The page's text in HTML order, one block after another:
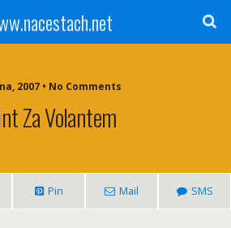
2007 • No Comments
Za Volantem
Pin Mail SMS